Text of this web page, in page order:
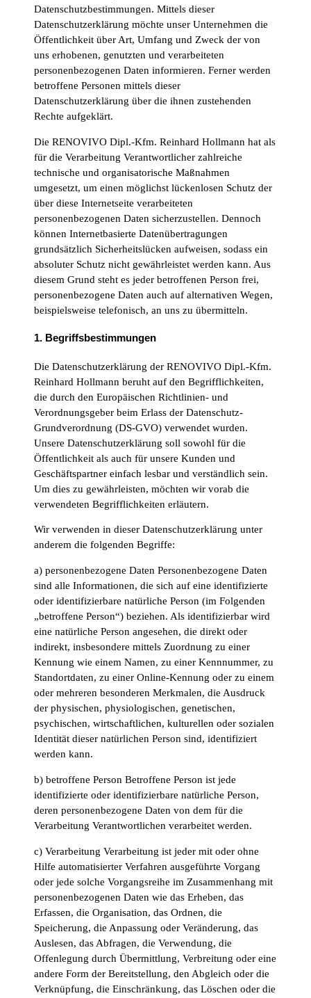
Datenschutzbestimmungen. Mittels dieser
Datenschutzerklärung möchte unser Unternehmen die
Öffentlichkeit über Art, Umfang und Zweck der von
uns erhobenen, genutzten und verarbeiteten
personenbezogenen Daten informieren. Ferner werden
betroffene Personen mittels dieser
Datenschutzerklärung über die ihnen zustehenden
Rechte aufgeklärt.
Die RENOVIVO Dipl.-Kfm. Reinhard Hollmann hat als
für die Verarbeitung Verantwortlicher zahlreiche
technische und organisatorische Maßnahmen
umgesetzt, um einen möglichst lückenlosen Schutz der
über diese Internetseite verarbeiteten
personenbezogenen Daten sicherzustellen. Dennoch
können Internetbasierte Datenübertragungen
grundsätzlich Sicherheitslücken aufweisen, sodass ein
absoluter Schutz nicht gewährleistet werden kann. Aus
diesem Grund steht es jeder betroffenen Person frei,
personenbezogene Daten auch auf alternativen Wegen,
beispielsweise telefonisch, an uns zu übermitteln.
1. Begriffsbestimmungen
Die Datenschutzerklärung der RENOVIVO Dipl.-Kfm.
Reinhard Hollmann beruht auf den Begrifflichkeiten,
die durch den Europäischen Richtlinien- und
Verordnungsgeber beim Erlass der Datenschutz-
Grundverordnung (DS-GVO) verwendet wurden.
Unsere Datenschutzerklärung soll sowohl für die
Öffentlichkeit als auch für unsere Kunden und
Geschäftspartner einfach lesbar und verständlich sein.
Um dies zu gewährleisten, möchten wir vorab die
verwendeten Begrifflichkeiten erläutern.
Wir verwenden in dieser Datenschutzerklärung unter
anderem die folgenden Begriffe:
a) personenbezogene Daten Personenbezogene Daten
sind alle Informationen, die sich auf eine identifizierte
oder identifizierbare natürliche Person (im Folgenden
„betroffene Person“) beziehen. Als identifizierbar wird
eine natürliche Person angesehen, die direkt oder
indirekt, insbesondere mittels Zuordnung zu einer
Kennung wie einem Namen, zu einer Kennnummer, zu
Standortdaten, zu einer Online-Kennung oder zu einem
oder mehreren besonderen Merkmalen, die Ausdruck
der physischen, physiologischen, genetischen,
psychischen, wirtschaftlichen, kulturellen oder sozialen
Identität dieser natürlichen Person sind, identifiziert
werden kann.
b) betroffene Person Betroffene Person ist jede
identifizierte oder identifizierbare natürliche Person,
deren personenbezogene Daten von dem für die
Verarbeitung Verantwortlichen verarbeitet werden.
c) Verarbeitung Verarbeitung ist jeder mit oder ohne
Hilfe automatisierter Verfahren ausgeführte Vorgang
oder jede solche Vorgangsreihe im Zusammenhang mit
personenbezogenen Daten wie das Erheben, das
Erfassen, die Organisation, das Ordnen, die
Speicherung, die Anpassung oder Veränderung, das
Auslesen, das Abfragen, die Verwendung, die
Offenlegung durch Übermittlung, Verbreitung oder eine
andere Form der Bereitstellung, den Abgleich oder die
Verknüpfung, die Einschränkung, das Löschen oder die